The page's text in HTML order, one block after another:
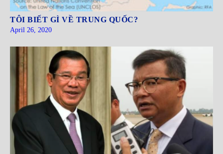
TÔI BIẾT GÌ VỀ TRUNG QUỐC?
April 26, 2020